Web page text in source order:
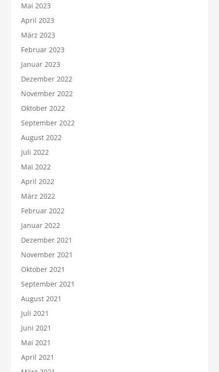
Mai 2023
April 2023
März 2023
Februar 2023
Januar 2023
Dezember 2022
November 2022
Oktober 2022
September 2022
August 2022
Juli 2022
Mai 2022
April 2022
März 2022
Februar 2022
Januar 2022
Dezember 2021
November 2021
Oktober 2021
September 2021
August 2021
Juli 2021
Juni 2021
Mai 2021
April 2021